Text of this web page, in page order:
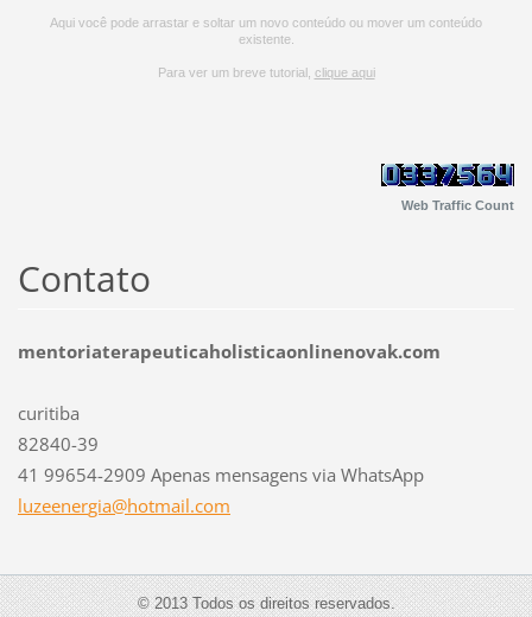
Aqui você pode arrastar e soltar um novo conteúdo ou mover um conteúdo
existente.
Para ver um breve tutorial, clique aqui
Web Traffic Count
Contato
mentoriaterapeuticaholisticaonlinenovak.com
curitiba
82840-39
41 99654-2909 Apenas mensagens via WhatsApp
luzeenergia@hotmail.com
© 2013 Todos os direitos reservados.